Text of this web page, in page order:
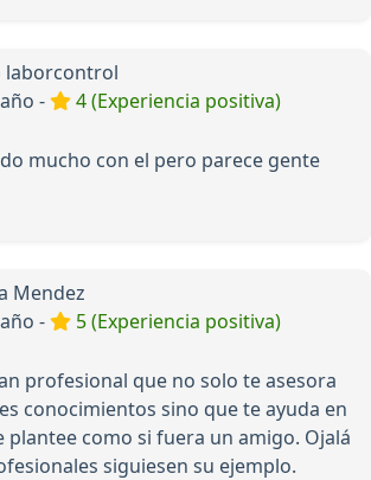
laborcontrol
-
4 (Experiencia positiva)
mucho con el pero parece gente
Mendez
-
5 (Experiencia positiva)
profesional que no solo te asesora
conocimientos sino que te ayuda en
plantee como si fuera un amigo. Ojalá
siguiesen su ejemplo.